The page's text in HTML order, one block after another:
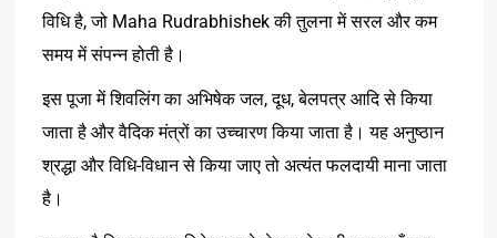
विधि है, जो Maha Rudrabhishek की तुलना में सरल और कम
समय में संपन्न होती है।
इस पूजा में शिवलिंग का अभिषेक जल, दूध, बेलपत्र आदि से किया
जाता है और वैदिक मंत्रों का उच्चारण किया जाता है। यह अनुष्ठान
श्रद्धा और विधि-विधान से किया जाए तो अत्यंत फलदायी माना जाता
है।